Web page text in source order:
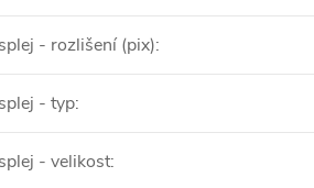
- rozlišení (pix):
- typ:
- velikost: